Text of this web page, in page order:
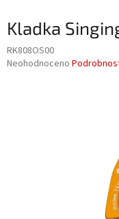
Kladka
RK808OS00
Průměrné
Neohodnoceno